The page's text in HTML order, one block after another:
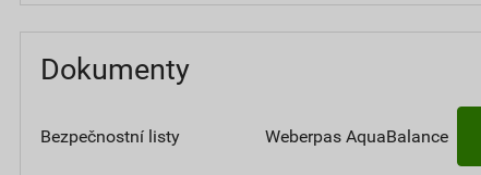
Dokumenty
Bezpečnostní listy Weberpas AquaBalance